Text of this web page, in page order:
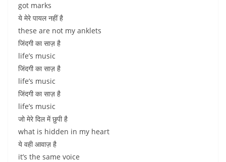
got marks
ये मेरे पायल नहीं है
these are not my anklets
जिंदगी का साज़ है
life’s music
जिंदगी का साज़ है
life’s music
जिंदगी का साज़ है
life’s music
जो मेरे दिल में छुपी है
what is hidden in my heart
ये वही आवाज़ है
it’s the same voice